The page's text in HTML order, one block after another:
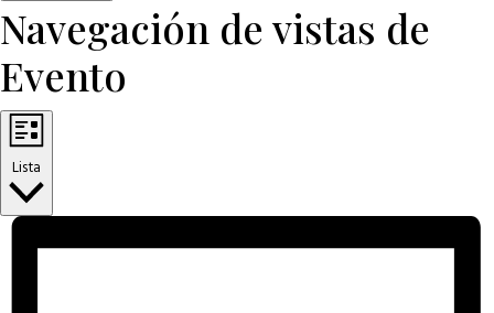
Navegación de vistas de
Evento
Lista